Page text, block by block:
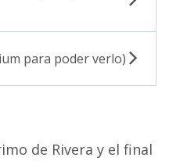
para poder verlo)
de Rivera y el final